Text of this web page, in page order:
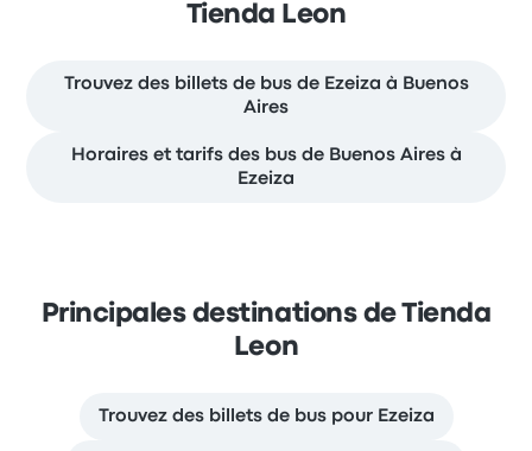
Tienda Leon
Trouvez des billets de bus de Ezeiza à Buenos
Aires
Horaires et tarifs des bus de Buenos Aires à
Ezeiza
Principales destinations de Tienda
Leon
Trouvez des billets de bus pour Ezeiza